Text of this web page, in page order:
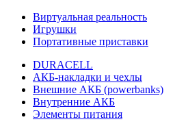
Виртуальная реальность
Игрушки
Портативные приставки
DURACELL
АКБ-накладки и чехлы
Внешние АКБ (powerbanks)
Внутренние АКБ
Элементы питания